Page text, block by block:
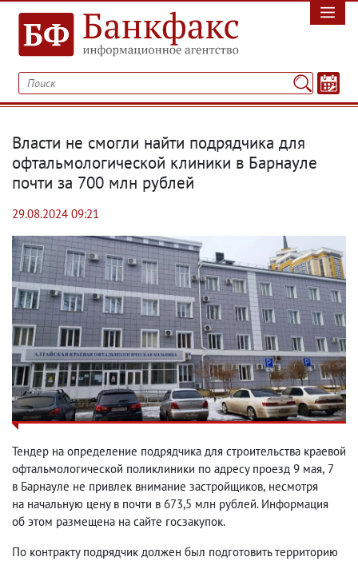
Власти не смогли найти подрядчика для
офтальмологической клиники в Барнауле
почти за 700 млн рублей
29.08.2024 09:21
Тендер на определение подрядчика для строительства краевой
офтальмологической поликлиники по адресу проезд 9 мая, 7
в Барнауле не привлек внимание застройщиков, несмотря
на начальную цену в почти в 673,5 млн рублей. Информация
об этом размещена на сайте госзакупок.
По контракту подрядчик должен был подготовить территорию